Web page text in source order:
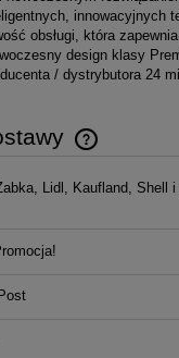
innowacyjnych
obsługi, która
design klasy
/ dystrybutora 24
ewentualnych kosztów
Lidl, Kaufland, Shell i